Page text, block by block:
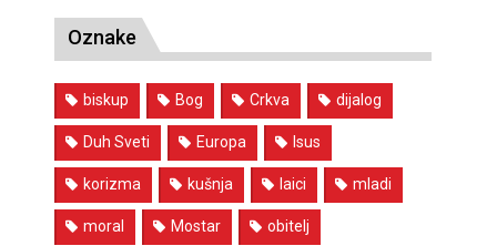
Oznake
biskup Bog Crkva dijalog
Duh Sveti Europa Isus
korizma kušnja laici mladi
moral Mostar obitelj